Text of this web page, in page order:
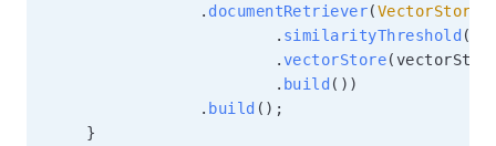
. documentRetriever(
. similarityThreshold (
.vectorStore(
. build ( ) )
. build ( ) ;
}